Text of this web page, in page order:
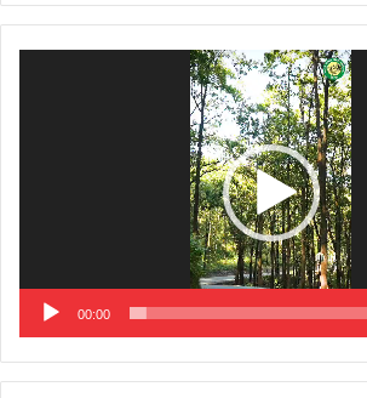
00:00